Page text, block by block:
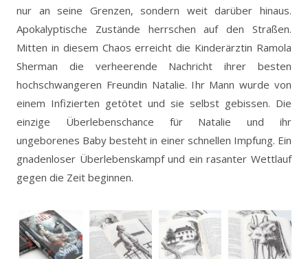
nur an seine Grenzen, sondern weit darüber hinaus.
Apokalyptische Zustände herrschen auf den Straßen.
Mitten in diesem Chaos erreicht die Kinderärztin Ramola
Sherman die verheerende Nachricht ihrer besten
hochschwangeren Freundin Natalie. Ihr Mann wurde von
einem Infizierten getötet und sie selbst gebissen. Die
einzige Überlebenschance für Natalie und ihr
ungeborenes Baby besteht in einer schnellen Impfung. Ein
gnadenloser Überlebenskampf und ein rasanter Wettlauf
gegen die Zeit beginnen.